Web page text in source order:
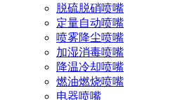
脱硫脱硝喷嘴
定量自动喷嘴
喷雾降尘喷嘴
加湿消毒喷嘴
降温冷却喷嘴
燃油燃烧喷嘴
电器喷嘴